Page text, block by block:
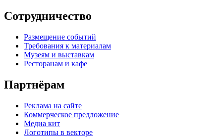
Сотрудничество
Размещение событий
Требования к материалам
Музеям и выставкам
Ресторанам и кафе
Партнёрам
Реклама на сайте
Коммерческое предложение
Медиа кит
Логотипы в векторе